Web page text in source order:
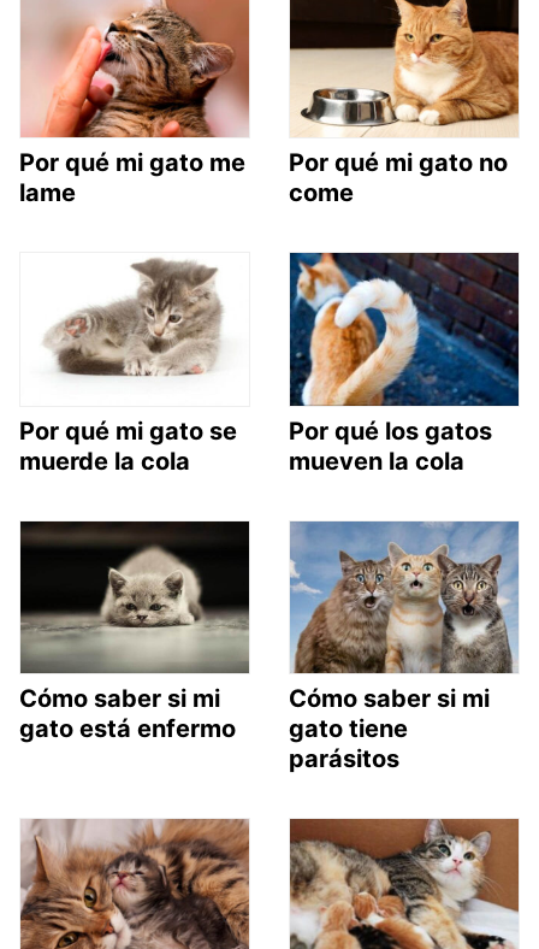
Por qué mi gato me
lame
Por qué mi gato no
come
Por qué mi gato se
muerde la cola
Por qué los gatos
mueven la cola
Cómo saber si mi
gato está enfermo
Cómo saber si mi
gato tiene
parásitos